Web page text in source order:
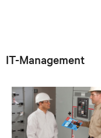
IT-Management